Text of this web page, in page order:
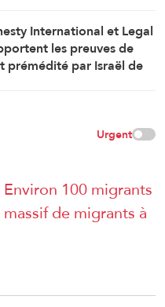
International et Legal
les preuves de
prémédité par Israël de
Urgent
100 migrants
de migrants à